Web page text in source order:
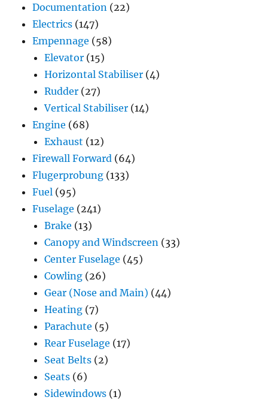
Documentation (22)
Electrics (147)
Empennage (58)
Elevator (15)
Horizontal Stabiliser (4)
Rudder (27)
Vertical Stabiliser (14)
Engine (68)
Exhaust (12)
Firewall Forward (64)
Flugerprobung (133)
Fuel (95)
Fuselage (241)
Brake (13)
Canopy and Windscreen (33)
Center Fuselage (45)
Cowling (26)
Gear (Nose and Main) (44)
Heating (7)
Parachute (5)
Rear Fuselage (17)
Seat Belts (2)
Seats (6)
Sidewindows (1)